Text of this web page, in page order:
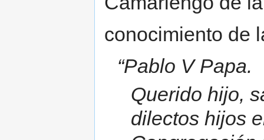
conocimiento de
“Pablo V Papa.
Querido hijo,
dilectos hijos